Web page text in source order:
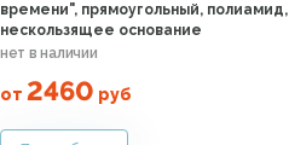
времени", прямоугольный, полиамид,
нескользящее основание
от 2460 руб